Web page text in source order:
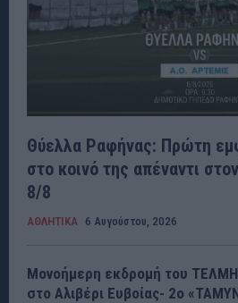
Θύελλα Ραφήνας: Πρώτη
στο κοινό της απέναντι
8/8
ΑΘΛΗΤΙΚΑ 6 Αυγούστου, 2026
Μονοήμερη εκδρομή του
στο Αλιβέρι Ευβοίας- 2ο